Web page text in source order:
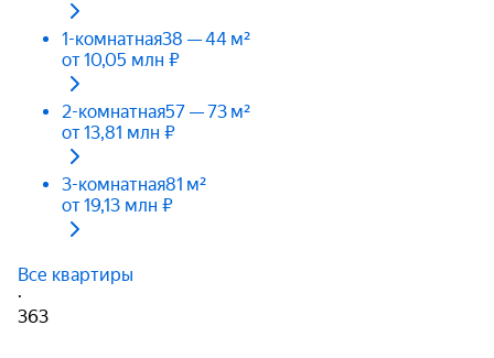
1-комнатная38 — 44 м²
от 10,05 млн ₽
2-комнатная57 — 73 м²
от 13,81 млн ₽
3-комнатная81 м²
от 19,13 млн ₽
Все квартиры
·
363